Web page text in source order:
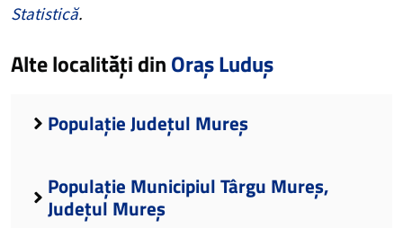
Statistică.
Alte localități dinOraș Luduș
Populație Județul Mureș
Populație Municipiul Târgu Mureș,
Județul Mureș